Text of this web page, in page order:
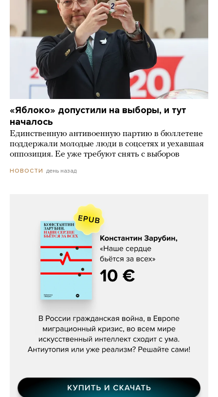
«Яблоко» допустили на выборы, и тут
началось
Единственную антивоенную партию в бюллетене
поддержали молодые люди в соцсетях и уехавшая
оппозиция. Ее уже требуют снять с выборов
НОВОСТИ день назад
Константин Зарубин, «Наше сердце